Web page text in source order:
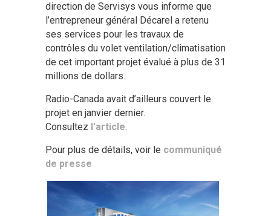
direction de Servisys vous informe que
l’entrepreneur général Décarel a retenu
ses services pour les travaux de
contrôles du volet ventilation/climatisation
de cet important projet évalué à plus de 31
millions de dollars.
Radio-Canada avait d’ailleurs couvert le
projet en janvier dernier.
Consultez l’article.
Pour plus de détails, voir le communiqué
de presse